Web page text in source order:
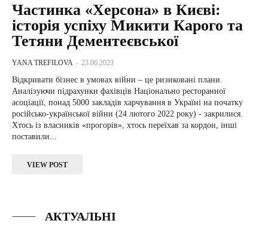
Частинка «Херсона» в Києві:
історія успіху Микити Карого та
Тетяни Дементеєвської
YANA TREFILOVA - 23.06.2023
Відкривати бізнес в умовах війни – це ризиковані плани.
Аналізуючи підрахунки фахівців Національно ресторанної
асоціації, понад 5000 закладів харчування в Україні на початку
російсько-української війни (24 лютого 2022 року) - закрилися.
Хтось із власників «прогорів», хтось переїхав за кордон, інші
поставили...
VIEW POST
АКТУАЛЬНІ